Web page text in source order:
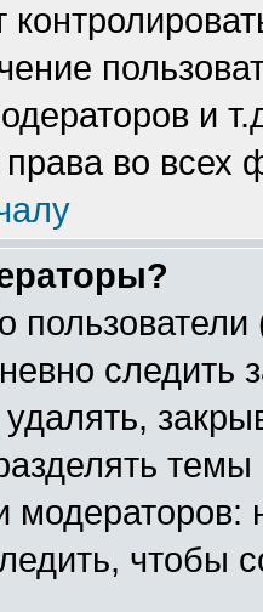
и
права во всех
следить
удалять,
чтобы